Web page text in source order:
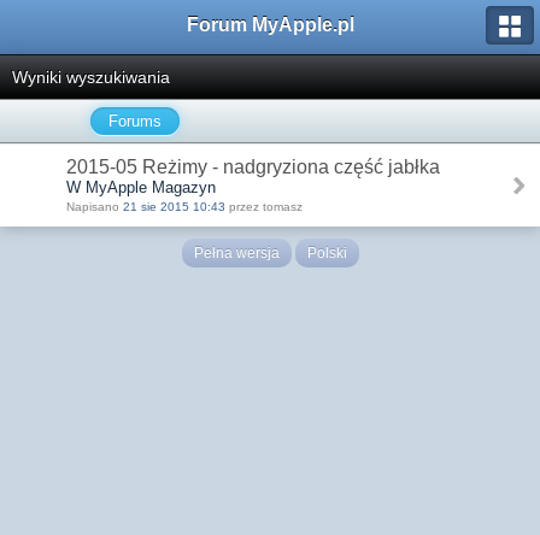
Forum MyApple.pl
Wyniki wyszukiwania
Forums
2015-05 Reżimy - nadgryziona część jabłka
W MyApple Magazyn
Napisano 21 sie 2015 10:43 przez tomasz
Pełna wersja Polski